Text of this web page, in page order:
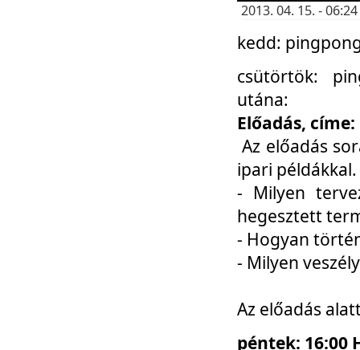
2013. 04. 15. -
kedd:
csütörtök:
utána:
Előadás,
Az előadás
ipari
- Milyen
hegesztett
- Hogyan
- Milyen
Az előadás
péntek: 16:00